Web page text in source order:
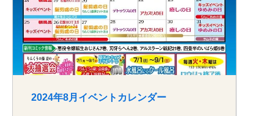
2024年8月イベントカレンダー